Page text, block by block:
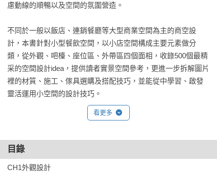
慮動線的順暢以及空間的氛圍營造。
不同於一般以飯店、連銷餐廳等大型商業空間為主的商空設
計，本書針對小型餐飲空間，以小店空間構成主要元素做分
類，從外觀、吧檯、座位區、外帶區四個面相，收錄500個最精
采的空間設計idea，提供讀者實景空間參考，更進一步拆解圖片
裡的材質、施工、傢具選購及搭配技巧，並能從中學習、啟發
靈活運用小空間的設計技巧。
看更多
目錄
CH1外觀設計